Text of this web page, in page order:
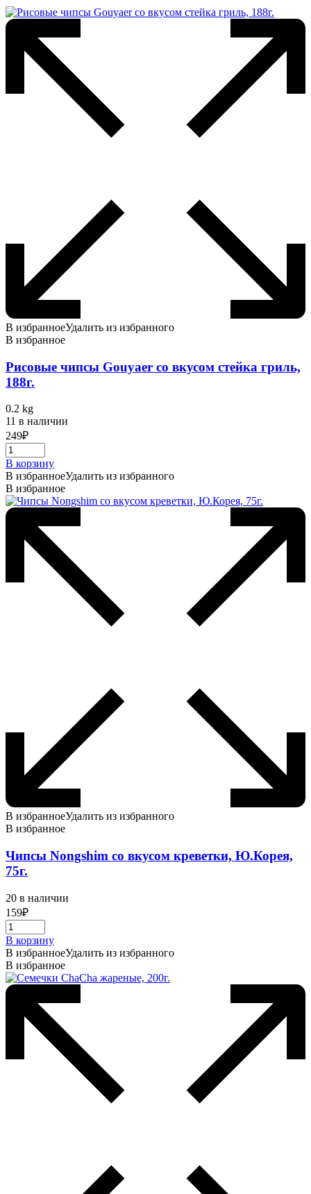
В избранноеУдалить из избранного
В избранное
Рисовые чипсы Gouyaer со вкусом стейка гриль,
188г.
0.2 kg
11 в наличии
249₽
В корзину
В избранноеУдалить из избранного
В избранное
В избранноеУдалить из избранного
В избранное
Чипсы Nongshim со вкусом креветки, Ю.Корея,
75г.
20 в наличии
159₽
В корзину
В избранноеУдалить из избранного
В избранное